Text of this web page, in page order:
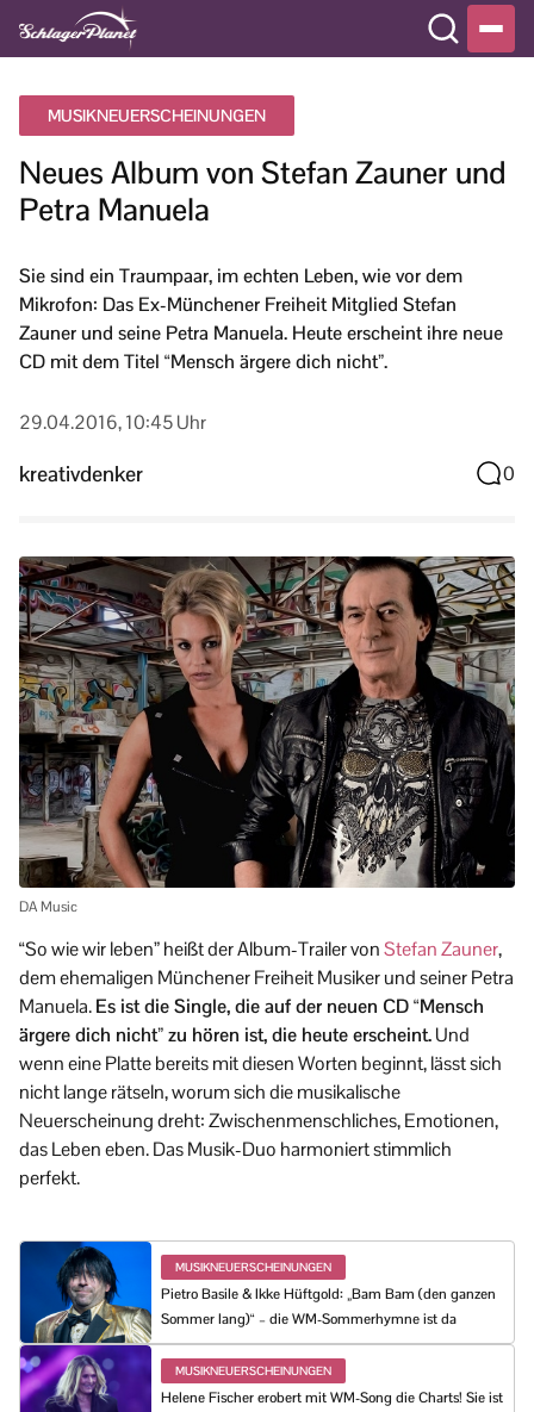
MUSIKNEUERSCHEINUNGEN
Neues Album von Stefan Zauner und
Petra Manuela
Sie sind ein Traumpaar, im echten Leben, wie vor dem
Mikrofon: Das Ex-Münchener Freiheit Mitglied Stefan
Zauner und seine Petra Manuela. Heute erscheint ihre neue
CD mit dem Titel “Mensch ärgere dich nicht”.
29.04.2016, 10:45 Uhr
kreativdenker 0
DA Music
“So wie wir leben” heißt der Album-Trailer vonStefan Zauner,
dem ehemaligen Münchener Freiheit Musiker und seiner Petra
Manuela.Es ist die Single, die auf der neuen CD “Mensch
ärgere dich nicht” zu hören ist, die heute erscheint.Und
wenn eine Platte bereits mit diesen Worten beginnt, lässt sich
nicht lange rätseln, worum sich die musikalische
Neuerscheinung dreht: Zwischenmenschliches, Emotionen,
das Leben eben. Das Musik-Duo harmoniert stimmlich
perfekt.
MUSIKNEUERSCHEINUNGEN
Pietro Basile & Ikke Hüftgold: „Bam Bam (den ganzen
Sommer lang)“ – die WM-Sommerhymne ist da
MUSIKNEUERSCHEINUNGEN
Helene Fischer erobert mit WM-Song die Charts! Sie ist